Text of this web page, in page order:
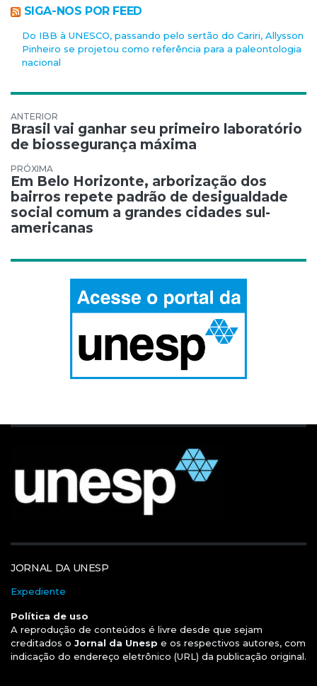
SIGA-NOS POR FEED
Do IBB à UNESCO, passando pelo sertão do Cariri, Allysson
Pinheiro se projetou como referência para a paleontologia
nacional
Navegação de Post
Brasil vai ganhar seu primeiro laboratório
de biossegurança máxima
Em Belo Horizonte, arborização dos
bairros repete padrão de desigualdade
social comum a grandes cidades sul-
americanas
JORNAL DA UNESP
Expediente
Política de uso
A reprodução de conteúdos é livre desde que sejam
creditados o Jornal da Unesp e os respectivos autores, com
indicação do endereço eletrônico (URL) da publicação original.